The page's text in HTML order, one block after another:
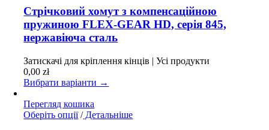
має
кілька
варіантів.
Параметри
вибрати
сторінці
Стрічковий хомут з компенсаційною
пружиною FLEX-GEAR HD, серія 845,
нержавіюча сталь
Затискачі для кріплення кінців | Усі продукти
0,00zł
Вибрати варіанти →
Перегляд кошика
Оберіть опції Цей
/Детальніше